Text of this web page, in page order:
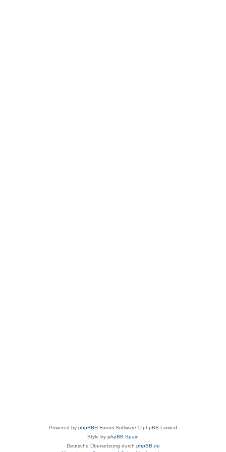
Powered by phpBB® Forum Software © phpBB Limited
Style by phpBB Spain
Deutsche Übersetzung durch phpBB.de